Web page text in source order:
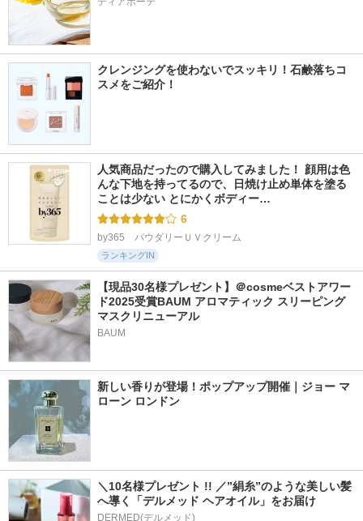
クレンジングを使わないでスッキリ！石鹸落ちコ
スメをご紹介！
人気商品だったので購入してみました！ 顔用は色
んな下地を持ってるので、日焼け止め単体を塗る
ことは少ない とにかくボディー…
6
by365　パウダリーＵＶクリーム
ランキングIN
【現品30名様プレゼント】＠cosmeベストアワー
ド2025受賞BAUM アロマティック スリーピング
マスクリニューアル
BAUM
新しい香りが登場！ポップアップ開催｜ジョー マ
ローン ロンドン
＼10名様プレゼント !! ／”絹糸”のような美しい髪
へ導く「デルメッド ヘアオイル」をお届け
DERMED(デルメッド)